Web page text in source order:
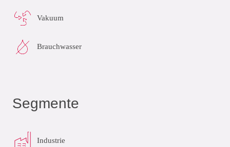
Vakuum
Brauchwasser
Segmente
Industrie